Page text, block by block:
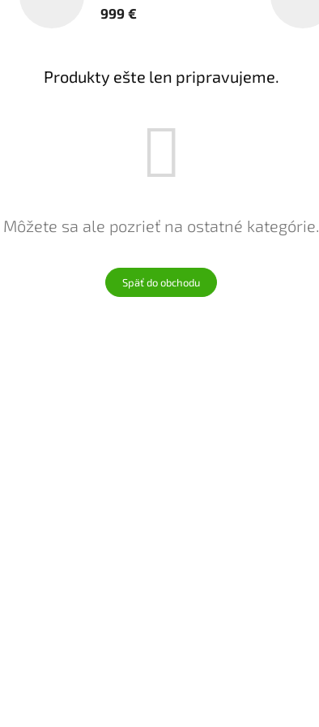
999 €
Produkty ešte len pripravujeme.
Môžete sa ale pozrieť na ostatné kategórie.
Späť do obchodu